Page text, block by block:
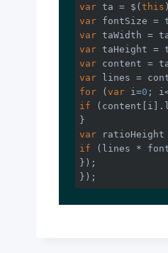
var ta = $( this
var fontSize =
var
var
var content =
var
for ( var i=0
if
var
if (lines *
});
});